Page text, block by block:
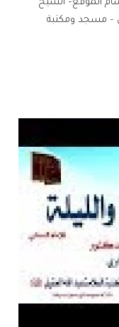
الموقع– الشيخ
– مسجد ومكتبة